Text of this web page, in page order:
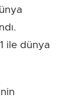
ile dünya